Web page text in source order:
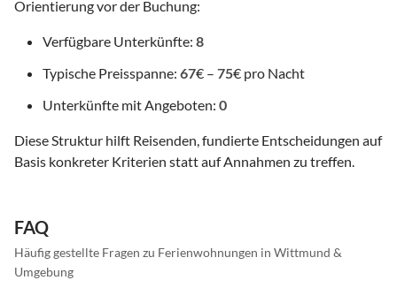
Orientierung vor der Buchung:
Verfügbare Unterkünfte: 8
Typische Preisspanne: 67€ – 75€ pro Nacht
Unterkünfte mit Angeboten: 0
Diese Struktur hilft Reisenden, fundierte Entscheidungen auf
Basis konkreter Kriterien statt auf Annahmen zu treffen.
FAQ
Häufig gestellte Fragen zu Ferienwohnungen in Wittmund &
Umgebung